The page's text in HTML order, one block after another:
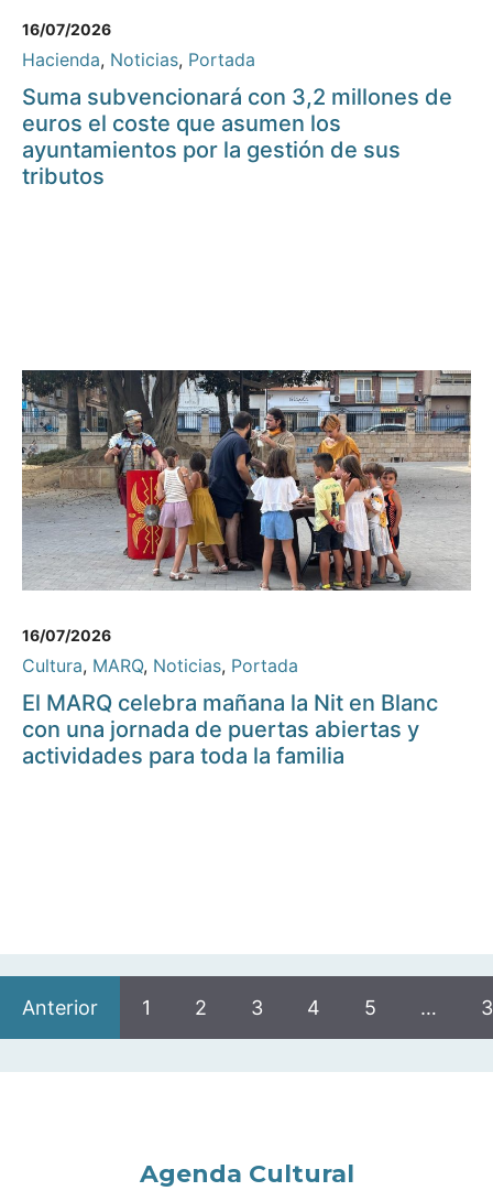
16/07/2026
Hacienda, Noticias, Portada
Suma subvencionará con 3,2 millones de
euros el coste que asumen los
ayuntamientos por la gestión de sus
tributos
16/07/2026
Cultura, MARQ, Noticias, Portada
El MARQ celebra mañana la Nit en Blanc
con una jornada de puertas abiertas y
actividades para toda la familia
Anterior 1 2 3 4 5 …
Agenda Cultural